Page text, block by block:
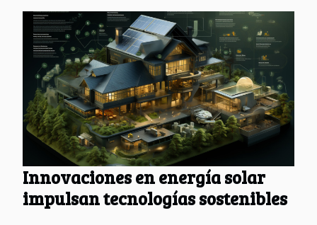
Innovaciones en energía solar
impulsan tecnologías sostenibles